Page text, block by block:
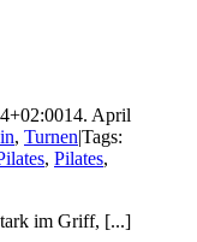
14. April
, Turnen|Tags:
, Pilates,
im Griff, [...]